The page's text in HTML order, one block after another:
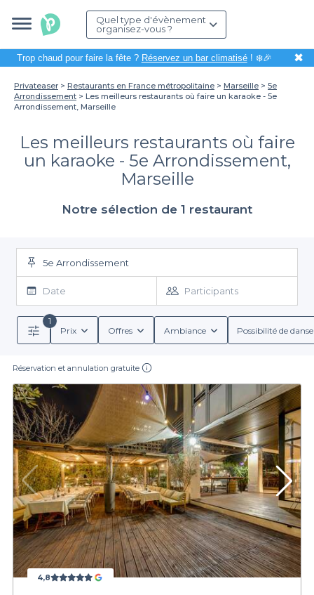
Quel type d'évènement
organisez-vous ?
Trop chaud pour faire la fête ? Réservez un bar climatisé! ❄️🎉 ✖
Privateaser Restaurants en France métropolitaine Marseille
5e
Arrondissement
Les meilleurs restaurants où faire un karaoke - 5e
Arrondissement, Marseille
Les meilleurs restaurants où faire
un karaoke - 5e Arrondissement,
Marseille
Notre sélection de 1 restaurant
5e Arrondissement
Date Participants
1
Prix
Offres Ambiance Possibilité de
Réservation et annulation gratuite
4,8